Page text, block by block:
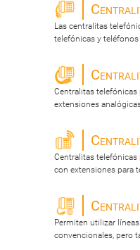
Las centralitas
telefónicas y
Centralitas telefónicas
extensiones
Centralitas telefónicas
con extensiones para
Permiten utilizar
convencionales, pero